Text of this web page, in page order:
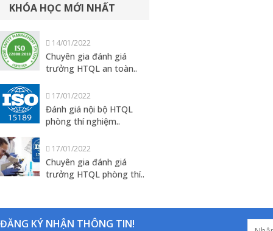
KHÓA HỌC MỚI NHẤT
14/01/2022
Chuyên gia đánh giá
trưởng HTQL an toàn..
17/01/2022
Đánh giá nội bộ HTQL
phòng thí nghiệm..
17/01/2022
Chuyên gia đánh giá
trưởng HTQL phòng thí..
ĐĂNG KÝ NHẬN THÔNG TIN!